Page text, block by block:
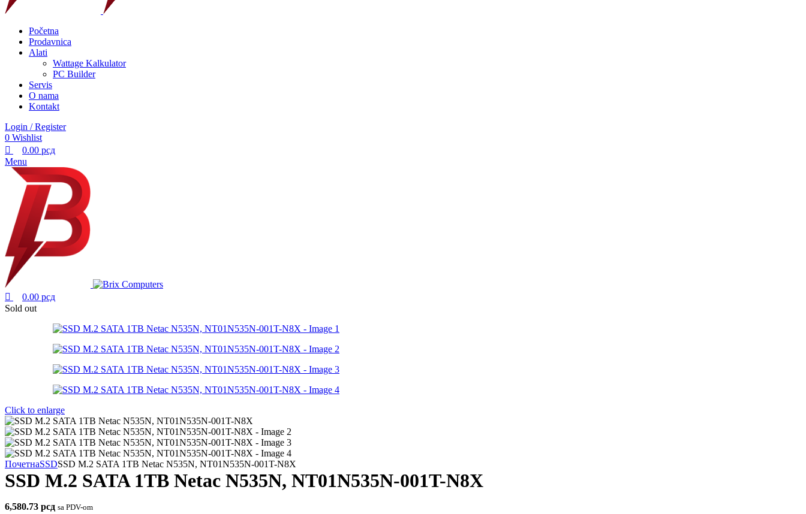
Početna
Prodavnica
Alati
Wattage Kalkulator
PC Builder
Servis
O nama
Kontakt
Login / Register
0 Wishlist
0.00 рсд
Menu
0.00 рсд
Sold out
Click to enlarge
ПочетнаSSDSSD M.2 SATA 1TB Netac N535N, NT01N535N-001T-N8X
SSD M.2 SATA 1TB Netac N535N, NT01N535N-001T-N8X
6,580.73 рсд sa PDV-om